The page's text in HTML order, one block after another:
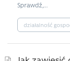
Sprawdź,...
działalność